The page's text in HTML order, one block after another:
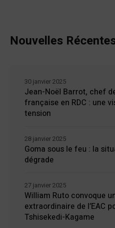
Nouvelles
Jean-Noël Barrot, chef
française en RDC : une
tension
30 janvier 2025
Goma sous le feu : la
dégrade
28 janvier 2025
William Ruto convoque
extraordinaire de l’EAC
Tshisekedi-Kagame
27 janvier 2025